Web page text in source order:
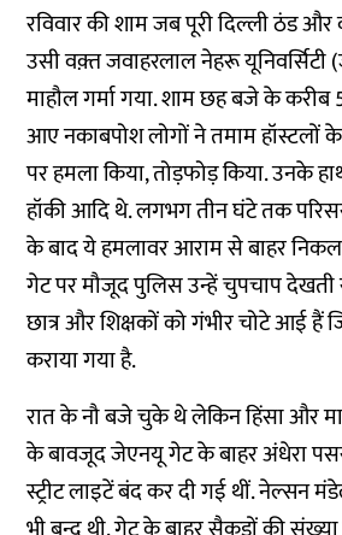
रविवार की शाम जब पूरी दिल्ली ठंड
उसी वक़्त जवाहरलाल नेहरू
माहौल गर्मा गया. शाम छह बजे के
आए नकाबपोश लोगों ने तमाम हॉस्टलों
पर हमला किया, तोड़फोड़ किया. उनके
हॉकी आदि थे. लगभग तीन घंटे तक
के बाद ये हमलावर आराम से बाहर
गेट पर मौजूद पुलिस उन्हें चुपचाप
छात्र और शिक्षकों को गंभीर चोटे आई हैं
कराया गया है.
रात के नौ बजे चुके थे लेकिन हिंसा और
के बावजूद जेएनयू गेट के बाहर अंधेरा
स्ट्रीट लाइटें बंद कर दी गई थीं. नेल्सन